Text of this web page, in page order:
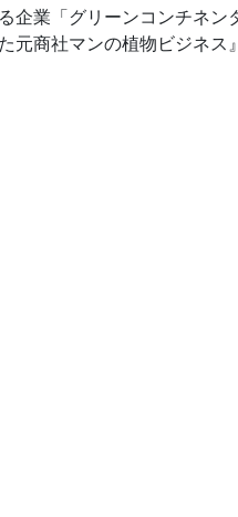
企業「グリーンコンチネ
た元商社マンの植物ビジ